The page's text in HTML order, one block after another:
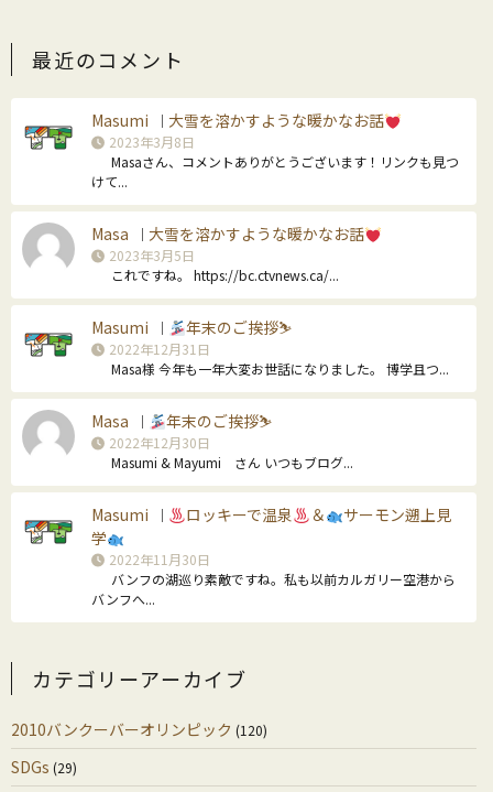
最近のコメント
Masumi ｜ 大雪を溶かすような暖かなお話
2023年3月8日
Masaさん、コメントありがとうございます！リンクも見つ
けて...
Masa ｜ 大雪を溶かすような暖かなお話
2023年3月5日
これですね。 https://bc.ctvnews.ca/...
Masumi ｜ 年末のご挨拶⛷
2022年12月31日
Masa様 今年も一年大変お世話になりました。 博学且つ...
Masa ｜ 年末のご挨拶⛷
2022年12月30日
Masumi & Mayumi さん いつもブログ...
Masumi ｜ ロッキーで温泉 ＆
サーモン遡上見
学
2022年11月30日
バンフの湖巡り素敵ですね。私も以前カルガリー空港から
バンフへ...
カテゴリーアーカイブ
2010バンクーバーオリンピック (120)
SDGs (29)